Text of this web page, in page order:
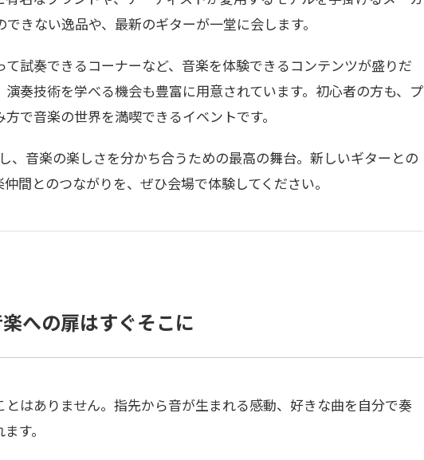
きない逸品や、最新のギターが一堂に会します。
試奏できるコーナーなど、音楽を体験できるコンテンツが盛りだ
奏技術を学べる機会も豊富に用意されています。初心者の方も、プ
で音楽の世界を満喫できるイベントです。
、音楽の楽しさを分かち合うための最高の舞台。新しいギターとの
間とのつながりを、ぜひ会場で体験してください。
への扉はすぐそこに
はありません。指先から音が生まれる感動、好きな曲を自分で奏
す。